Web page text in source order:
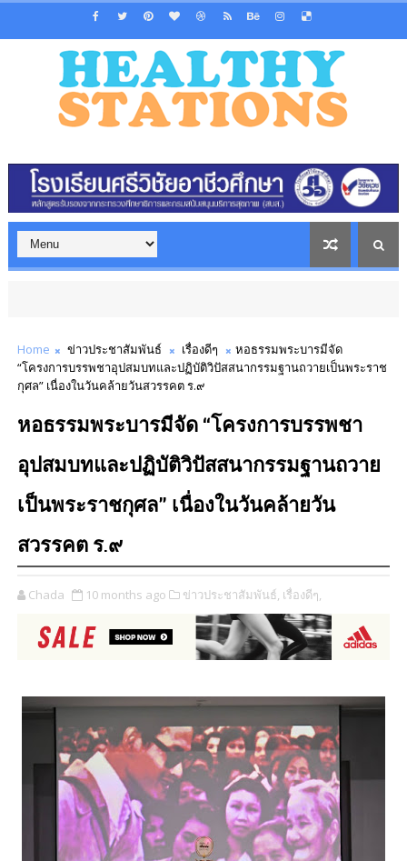
Home ข่าวประชาสัมพันธ์ เรื่องดีๆ
หอธรรมพระบารมีจัด
“โครงการบรรพชาอุปสมบทและปฏิบัติวิปัสสนากรรมฐานถวายเป็นพระราช
กุศล” เนื่องในวันคล้ายวันสวรรคต ร.๙
หอธรรมพระบารมีจัด “โครงการบรรพชา
อุปสมบทและปฏิบัติวิปัสสนากรรมฐานถวาย
เป็นพระราชกุศล” เนื่องในวันคล้ายวัน
สวรรคต ร.๙
Chada 10 months ago ข่าวประชาสัมพันธ์, เรื่องดีๆ,